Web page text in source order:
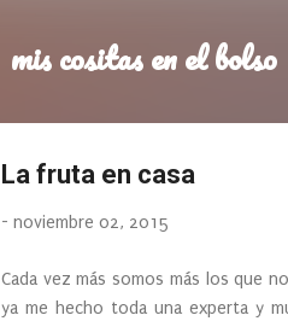
mis cositas en el bolso
La fruta en casa
- noviembre 02, 2015
Cada vez más somos más los que
ya me hecho toda una experta y